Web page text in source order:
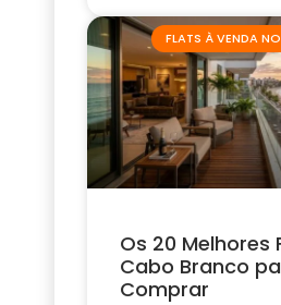
FLATS À VENDA
Os 20 Melhores
Cabo Branco
Comprar